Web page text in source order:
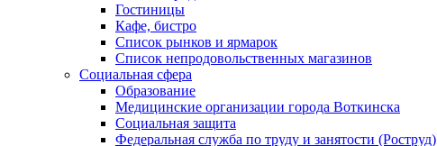
Гостиницы
Кафе, бистро
Cписок рынков и ярмарок
Список непродовольственных магазинов
Социальная сфера
Образование
Медицинские организации города Воткинска
Социальная защита
Федеральная служба по труду и занятости (Роструд)